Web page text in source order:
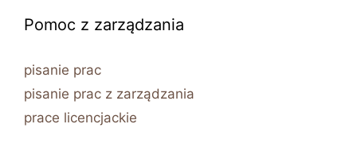
Pomoc z zarządzania
pisanie prac
pisanie prac z zarządzania
prace licencjackie